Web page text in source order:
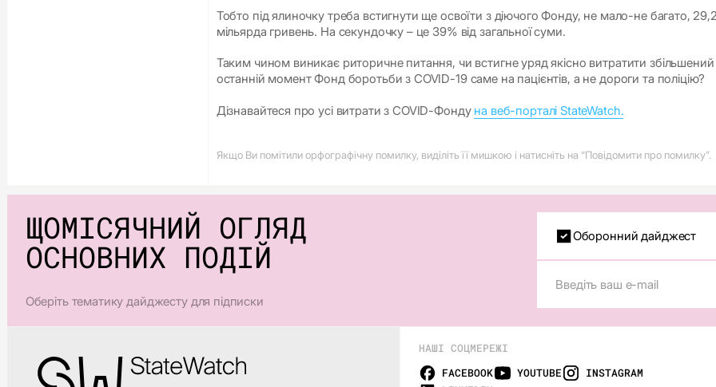
Тобто під ялиночку треба встигнути ще освоїти з діючого Фонду, не мало-не багато, 29,2
мільярда гривень. На секундочку – це 39% від загальної суми.
Таким чином виникає риторичне питання, чи встигне уряд якісно витратити збільшений
останній момент Фонд боротьби з COVID-19 саме на пацієнтів, а не дороги та поліцію?
Дізнавайтеся про усі витрати з COVID-Фонду на веб-порталі StateWatch.
Якщо Ви помітили орфографічну помилку, виділіть її мишкою і натисніть на “Повідомити про помилку”.
ЩОМІСЯЧНИЙ ОГЛЯД
ОСНОВНИХ ПОДІЙ
Оберіть тематику дайджесту для підписки
Оборонний дайджест
НАШІ СОЦМЕРЕЖІ
FACEBOOK
YOUTUBE
INSTAGRAM